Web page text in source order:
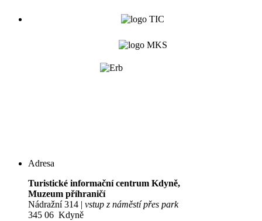
Adresa
Turistické informační centrum Kdyně,
Muzeum příhraničí
Nádražní 314 | vstup z náměstí přes park
345 06 Kdyně